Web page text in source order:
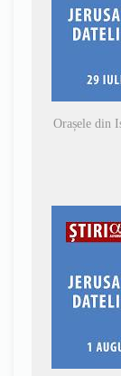
Orașele din